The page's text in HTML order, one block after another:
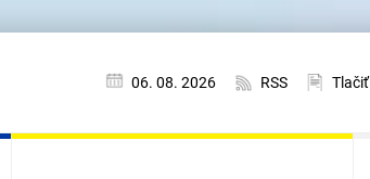
06. 08. 2026 RSS Tlačiť